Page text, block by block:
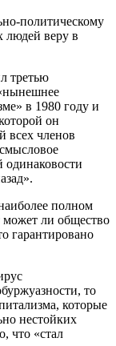
политическому
людей веру в
третью
в 1980 году и
он
всех членов
одинаковости
полном
может ли общество
гарантировано
то
которые
нестойких
что «стал